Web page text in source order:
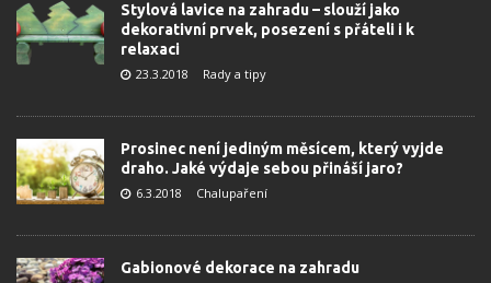
Stylová lavice na zahradu – slouží jako
dekorativní prvek, posezení s přáteli i k
relaxaci
23.3.2018 Rady a tipy
Prosinec není jediným měsícem, který vyjde
draho. Jaké výdaje sebou přináší jaro?
6.3.2018 Chalupaření
Gabionové dekorace na zahradu